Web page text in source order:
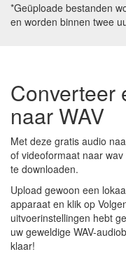
*Geüploade bestanden
en worden binnen twee
Converteer
naar WAV
Met deze gratis audio
of videoformaat naar
te downloaden.
Upload gewoon een
apparaat en klik op
uitvoerinstellingen hebt
uw geweldige WAV-
klaar!